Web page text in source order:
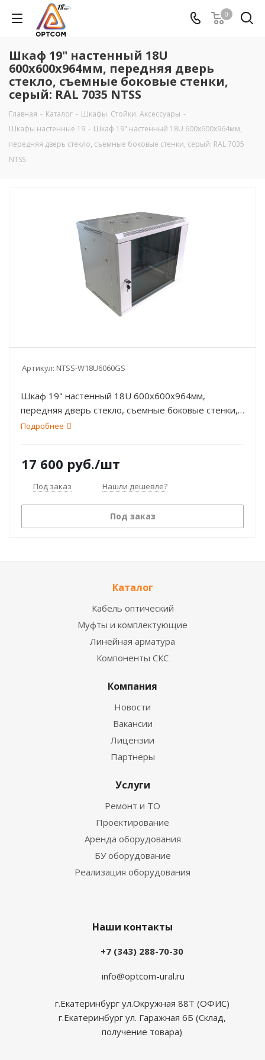
0
Шкаф 19" настенный 18U
600х600х964мм, передняя дверь
стекло, съемные боковые стенки,
серый: RAL 7035 NTSS
Главная - Каталог - Шкафы. Стойки. Аксесcуары -
Шкафы настенные 19 - Шкаф 19" настенный 18U 600х600х964мм,
передняя дверь стекло, съемные боковые стенки, серый: RAL 7035
NTSS
Артикул: NTSS-W18U6060GS
Шкаф 19" настенный 18U 600х600х964мм,
передняя дверь стекло, съемные боковые стенки,
серый: RAL 7035 NTSS
Подробнее
17 600 руб./шт
Под заказ Нашли дешевле?
Под заказ
Каталог
Кабель оптический
Муфты и комплектующие
Линейная арматура
Компоненты СКС
Компания
Новости
Вакансии
Лицензии
Партнеры
Услуги
Ремонт и ТО
Проектирование
Аренда оборудования
БУ оборудование
Реализация оборудования
Наши контакты
+7 (343) 288-70-30
info@optcom-ural.ru
г.Екатеринбург ул.Окружная 88Т (ОФИС)
г.Екатеринбург ул. Гаражная 6Б (Склад,
получение товара)